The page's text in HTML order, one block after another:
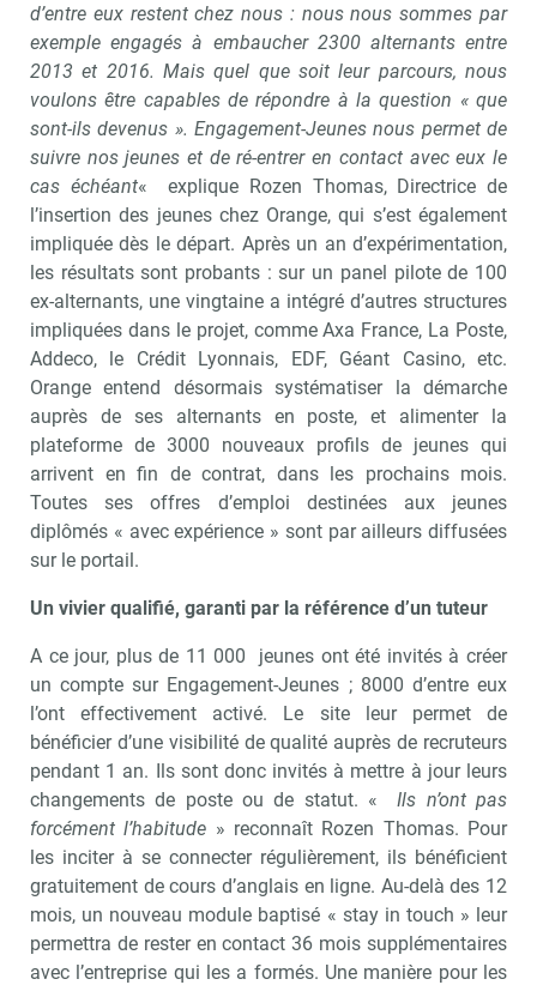
d’entre eux restent chez nous : nous nous sommes par
exemple engagés à embaucher 2300 alternants entre
2013 et 2016. Mais quel que soit leur parcours, nous
voulons être capables de répondre à la question « que
sont-ils devenus ». Engagement-Jeunes nous permet de
suivre nos jeunes et de ré-entrer en contact avec eux le
cas échéant« explique Rozen Thomas, Directrice de
l’insertion des jeunes chez Orange, qui s’est également
impliquée dès le départ. Après un an d’expérimentation,
les résultats sont probants : sur un panel pilote de 100
ex-alternants, une vingtaine a intégré d’autres structures
impliquées dans le projet, comme Axa France, La Poste,
Addeco, le Crédit Lyonnais, EDF, Géant Casino, etc.
Orange entend désormais systématiser la démarche
auprès de ses alternants en poste, et alimenter la
plateforme de 3000 nouveaux profils de jeunes qui
arrivent en fin de contrat, dans les prochains mois.
Toutes ses offres d’emploi destinées aux jeunes
diplômés « avec expérience » sont par ailleurs diffusées
sur le portail.
Un vivier qualifié, garanti par la référence d’un tuteur
A ce jour, plus de 11 000 jeunes ont été invités à créer
un compte sur Engagement-Jeunes ; 8000 d’entre eux
l’ont effectivement activé. Le site leur permet de
bénéficier d’une visibilité de qualité auprès de recruteurs
pendant 1 an. Ils sont donc invités à mettre à jour leurs
changements de poste ou de statut. «
Ils n’ont pas
forcément l’habitude » reconnaît Rozen Thomas. Pour
les inciter à se connecter régulièrement, ils bénéficient
gratuitement de cours d’anglais en ligne. Au-delà des 12
mois, un nouveau module baptisé « stay in touch » leur
permettra de rester en contact 36 mois supplémentaires
avec l’entreprise qui les a formés. Une manière pour les